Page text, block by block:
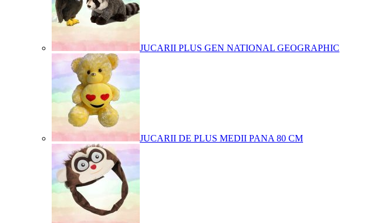
JUCARII PLUS GEN NATIONAL GEOGRAPHIC
JUCARII DE PLUS MEDII PANA 80 CM